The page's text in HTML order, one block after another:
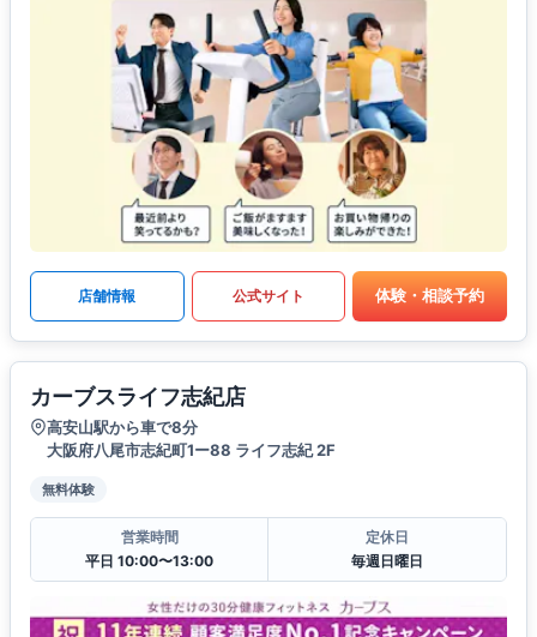
店舗情報 公式サイト 体験・相談予約
カーブスライフ志紀店
高安山駅から車で8分
大阪府八尾市志紀町1ー88 ライフ志紀 2F
無料体験
営業時間
平日 10:00〜13:00
定休日
毎週日曜日